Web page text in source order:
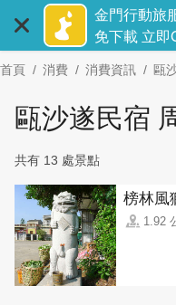
主
要
金門行動旅
免下載 立即
首頁 消費 消費資訊 甌
甌沙遂民宿
共有 13 處景點
1.92